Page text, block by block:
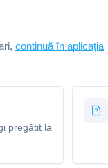
continuă în aplicația
pregătit la